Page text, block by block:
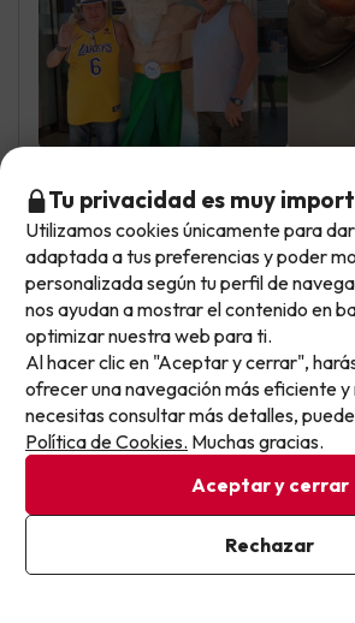
Jose Vicente Viajó en familia
Julio 2025
La comida bien
El aire acondicionado no iba bien.
ventilador del aire tampoco. No iban
habitación, solo las del baño.
Básico
Viajó en familia
No llegas tarde: llegas al
Este chollo ya ha caducado, pero
nuevas oportunidades para viajar
menos.
Apúntate y que el próximo no se te
Pon tu mejor e-mail
Ya estoy suscrito
Al suscribirte, confirmas haber leído y estar
Tu privacidad es muy
Utilizamos cookies únicamente para
adaptada a tus preferencias y poder
personalizada según tu perfil de
nos ayudan a mostrar el contenido en
optimizar nuestra web para ti.
Al hacer clic en "Aceptar y cerrar",
ofrecer una navegación más eficiente y
necesitas consultar más detalles,
Política de Cookies. Muchas gracias.
Aceptar y cerrar
Rechazar